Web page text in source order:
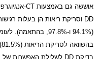
אוששה גם באמצעות CT
-
DD
(94.1% ו-97.8%, בהתאמה). לעומת זאת, הסגוליות של
בדיקת DD לשלילת האפשרות של